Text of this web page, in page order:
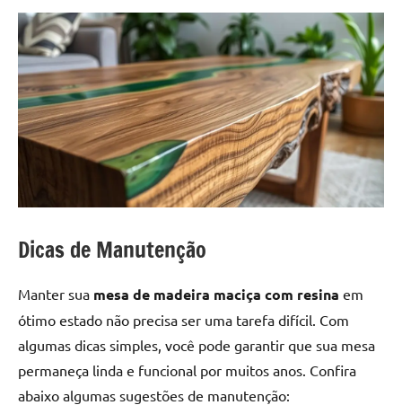
Dicas de Manutenção
Manter sua mesa de madeira maciça com resina em
ótimo estado não precisa ser uma tarefa difícil. Com
algumas dicas simples, você pode garantir que sua mesa
permaneça linda e funcional por muitos anos. Confira
abaixo algumas sugestões de manutenção: